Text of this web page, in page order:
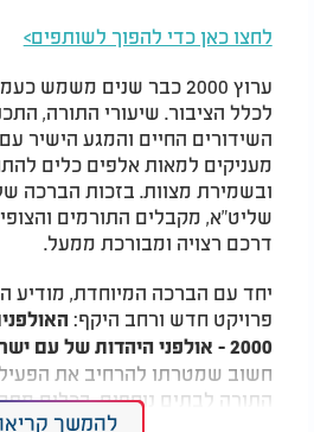
לחצו כאן כדי להפוך לשותפים>
ערוץ 2000 כבר שנים משמש
לכלל הציבור. שיעורי התורה,
השידורים החיים והמגע הישיר
מעניקים למאות אלפים כלים
ובשמירת מצוות. בזכות הברכה
שליט"א, מקבלים התורמים
דרכם רצויה ומבורכת ממעל.
יחד עם הברכה המיוחדת, מודיע
פרויקט חדש ורחב היקף:
2000 - אולפני היהדות של עם ישראל
חשוב שמטרתו להרחיב את
התורה לבתים נוספים, בכלים
להמשך